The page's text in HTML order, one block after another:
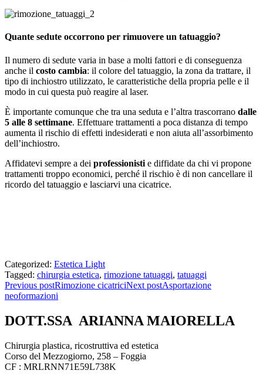
Quante sedute occorrono per rimuovere un tatuaggio?
Il numero di sedute varia in base a molti fattori e di conseguenza
anche il costo cambia: il colore del tatuaggio, la zona da trattare, il
tipo di inchiostro utilizzato, le caratteristiche della propria pelle e il
modo in cui questa può reagire al laser.
È importante comunque che tra una seduta e l’altra trascorrano dalle
5 alle 8 settimane. Effettuare trattamenti a poca distanza di tempo
aumenta il rischio di effetti indesiderati e non aiuta all’assorbimento
dell’inchiostro.
Affidatevi sempre a dei professionisti e diffidate da chi vi propone
trattamenti troppo economici, perché il rischio è di non cancellare il
ricordo del tatuaggio e lasciarvi una cicatrice.
Categorized: Estetica Light
Tagged: chirurgia estetica, rimozione tatuaggi, tatuaggi
Previous postRimozione cicatriciNext postAsportazione
neoformazioni
DOTT.SSA ARIANNA MAIORELLA
Chirurgia plastica, ricostruttiva ed estetica
Corso del Mezzogiorno, 258 – Foggia
CF : MRLRNN71E59L738K